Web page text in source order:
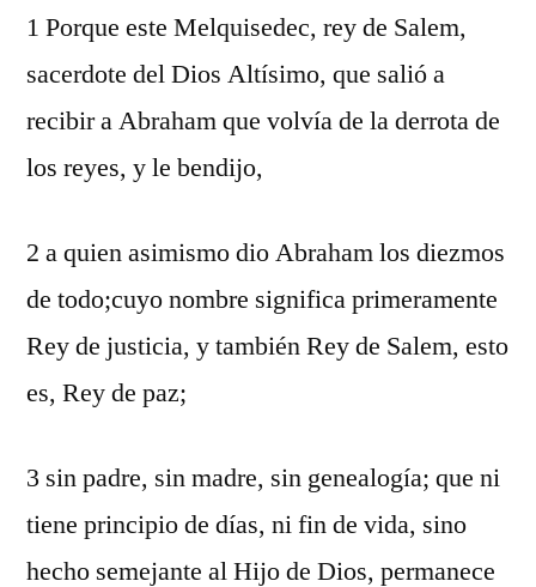
1 Porque este Melquisedec, rey de Salem,
sacerdote del Dios Altísimo, que salió a
recibir a Abraham que volvía de la derrota de
los reyes, y le bendijo,
2 a quien asimismo dio Abraham los diezmos
de todo;cuyo nombre significa primeramente
Rey de justicia, y también Rey de Salem, esto
es, Rey de paz;
3 sin padre, sin madre, sin genealogía; que ni
tiene principio de días, ni fin de vida, sino
hecho semejante al Hijo de Dios, permanece